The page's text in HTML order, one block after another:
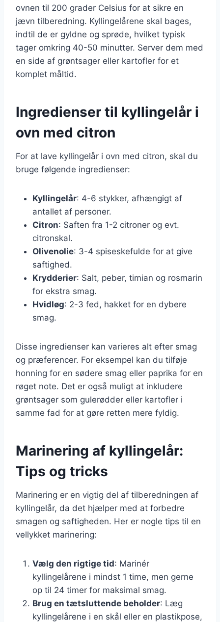
ovnen til 200 grader Celsius for at sikre en
jævn tilberedning. Kyllingelårene skal bages,
indtil de er gyldne og sprøde, hvilket typisk
tager omkring 40-50 minutter. Server dem med
en side af grøntsager eller kartofler for et
komplet måltid.
Ingredienser til kyllingelår i
ovn med citron
For at lave kyllingelår i ovn med citron, skal du
bruge følgende ingredienser:
Kyllingelår: 4-6 stykker, afhængigt af
antallet af personer.
Citron: Saften fra 1-2 citroner og evt.
citronskal.
Olivenolie: 3-4 spiseskefulde for at give
saftighed.
Krydderier: Salt, peber, timian og rosmarin
for ekstra smag.
Hvidløg: 2-3 fed, hakket for en dybere
smag.
Disse ingredienser kan varieres alt efter smag
og præferencer. For eksempel kan du tilføje
honning for en sødere smag eller paprika for en
røget note. Det er også muligt at inkludere
grøntsager som gulerødder eller kartofler i
samme fad for at gøre retten mere fyldig.
Marinering af kyllingelår:
Tips og tricks
Marinering er en vigtig del af tilberedningen af
kyllingelår, da det hjælper med at forbedre
smagen og saftigheden. Her er nogle tips til en
vellykket marinering:
Vælg den rigtige tid: Marinér
kyllingelårene i mindst 1 time, men gerne
op til 24 timer for maksimal smag.
Brug en tætsluttende beholder: Læg
kyllingelårene i en skål eller en plastikpose,